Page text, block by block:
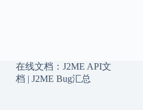
在线文档： J2ME API文
档 | J2ME Bug汇总